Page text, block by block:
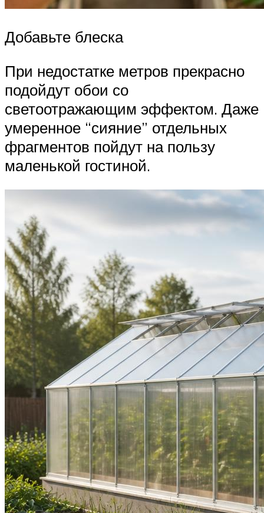
Добавьте блеска
При недостатке метров прекрасно
подойдут обои со
светоотражающим эффектом. Даже
умеренное “сияние” отдельных
фрагментов пойдут на пользу
маленькой гостиной.